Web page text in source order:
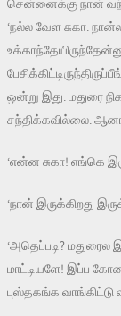
சென்னைக்கு நான்
‘நல்ல வேள சுகா.
ஒன்று இது. மதுரை
சந்திக்கவில்லை.
‘என்ன சுகா! எங்கெ
‘நான் இருக்கிறது
‘அதெப்படி?
மாட்டியளே! இப்ப
புஸ்தகங்க வாங்கிட்டு